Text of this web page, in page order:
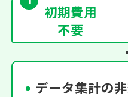
初期費用
不要
データ集計の